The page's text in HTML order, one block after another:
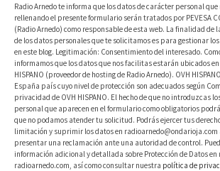
Radio Arnedo te informa que los datos de carácter personal
rellenando el presente formulario serán tratados por PEVESA
(Radio Arnedo) como responsable de esta web. La finalidad de
de los datos personales que te solicitamos es para gestionar
en este blog. Legitimación: Consentimiento del interesado.
informamos que los datos que nos facilitas estarán ubicados en
HISPANO (proveedor de hosting de Radio Arnedo). OVH
España país cuyo nivel de protección son adecuados según
privacidad de OVH HISPANO. El hecho de que no introduzcas
personal que aparecen en el formulario como obligatorios
que no podamos atender tu solicitud. Podrás ejercer tus
limitación y suprimir los datos en radioarnedo@ondarioja.com
presentar una reclamación ante una autoridad de control.
información adicional y detallada sobre Protección de Datos
radioarnedo.com, así como consultar nuestra política de